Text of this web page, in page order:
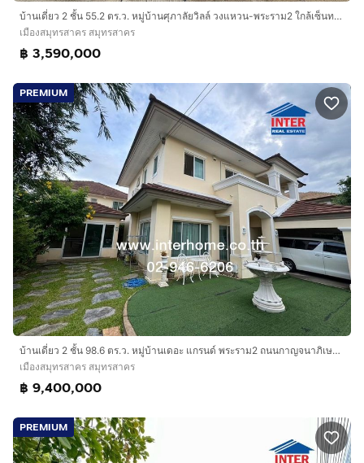
บ้านเดี่ยว 2 ชั้น 55.2 ตร.ว. หมู่บ้านศุภาลัยวิลล์ วงแหวน-พระราม2 ใกล้เซ็นทรัลมหาชัย ซอยพันท้ายนรสิงห์ -บ้านโคก ถนนแสมดำ ถนนพระราม2
เมืองสมุทรสาคร สมุทรสาคร
฿ 3,590,000
PREMIUM
บ้านเดี่ยว 2 ชั้น 98.6 ตร.ว. หมู่บ้านเดอะ แกรนด์ พระราม2 ถนนกาญจนาภิเษก ถนนพระราม2 เมืองสมุทรสาคร สมุทรสาคร
เมืองสมุทรสาคร สมุทรสาคร
฿ 9,400,000
PREMIUM